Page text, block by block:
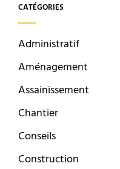
CATÉGORIES
Administratif
Aménagement
Assainissement
Chantier
Conseils
Construction